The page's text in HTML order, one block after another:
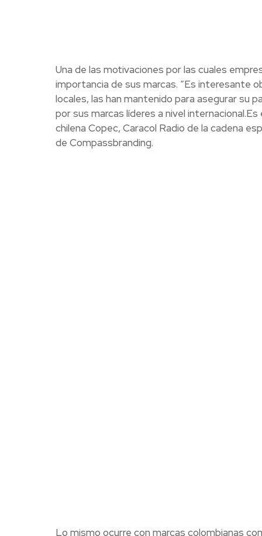
Una de las motivaciones por las cuales
importancia de sus marcas. “Es interesante
locales, las han mantenido para asegurar su
por sus marcas líderes a nivel
chilena Copec, Caracol Radio de la cadena
de Compassbranding.
Lo mismo ocurre con marcas colombianas